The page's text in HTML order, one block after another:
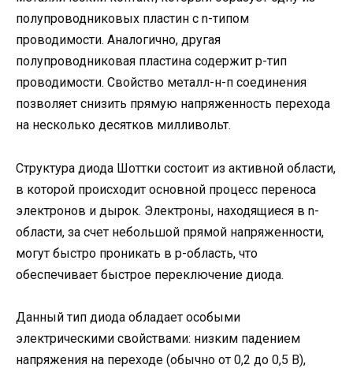
полупроводниковых пластин с n-типом
проводимости. Аналогично, другая
полупроводниковая пластина содержит p-тип
проводимости. Свойство металл-н-п соединения
позволяет снизить прямую напряженность перехода
на несколько десятков милливольт.
Структура диода Шоттки состоит из активной области,
в которой происходит основной процесс переноса
электронов и дырок. Электроны, находящиеся в n-
области, за счет небольшой прямой напряженности,
могут быстро проникать в p-область, что
обеспечивает быстрое переключение диода.
Данный тип диода обладает особыми
электрическими свойствами: низким падением
напряжения на переходе (обычно от 0,2 до 0,5 В),